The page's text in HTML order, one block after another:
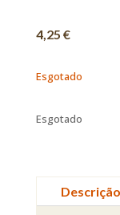
4,25 €
Esgotado
Esgotado
Descrição